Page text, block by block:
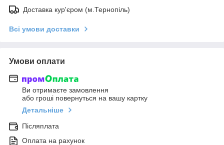
Доставка кур'єром (м.Тернопіль)
Всі умови доставки
Умови оплати
Ви отримаєте замовлення
або гроші повернуться на вашу картку
Детальніше
Післяплата
Оплата на рахунок